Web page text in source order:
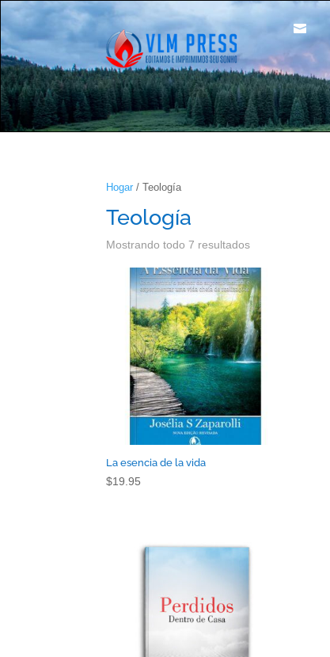

Hogar / Teología
Teología
Mostrando todo 7 resultados
La esencia de la vida
$19.95